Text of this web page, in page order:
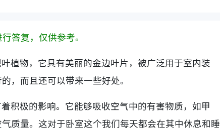
行答复，仅供参考。
植物，它具有美丽的金边叶片，被广泛用于室内装
，而且还可以带来一些好处。
积极的影响。它能够吸收空气中的有害物质，如甲
质量。这对于卧室这个我们每天都会在其中休息和睡